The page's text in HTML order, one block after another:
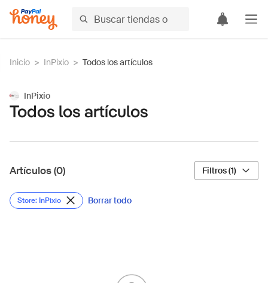
Inicio > InPixio > Todos los artículos
InPixio
Todos los artículos
Artículos (0) Filtros (1)
Store: InPixio Borrar todo